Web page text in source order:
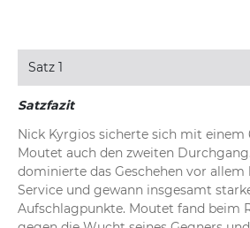
Satz 1
Satzfazit
Nick Kyrgios sicherte sich mit einem
Moutet auch den zweiten
dominierte das Geschehen vor allem
Service und gewann insgesamt
Aufschlagpunkte. Moutet fand beim